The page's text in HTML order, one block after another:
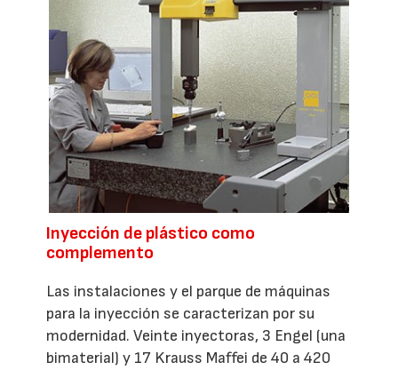
Inyección de plástico como
complemento
Las instalaciones y el parque de máquinas
para la inyección se caracterizan por su
modernidad. Veinte inyectoras, 3 Engel (una
bimaterial) y 17 Krauss Maffei de 40 a 420